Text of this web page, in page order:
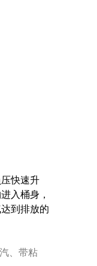
快速升
入桶身，
到排放的
、带粘